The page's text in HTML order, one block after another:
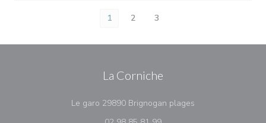
1 2 3
La Corniche
Le garo 29890 Brignogan plages